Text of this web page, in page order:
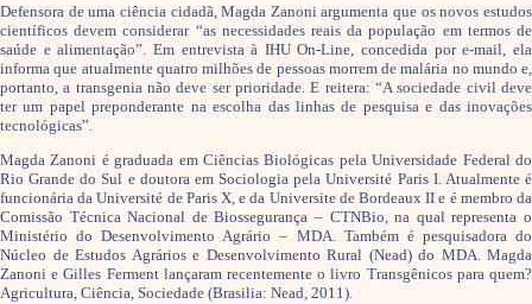
Defensora de uma ciência cidadã, Magda Zanoni argumenta que os novos estudos
científicos devem considerar “as necessidades reais da população em termos de
saúde e alimentação”. Em entrevista à IHU On-Line, concedida por e-mail, ela
informa que atualmente quatro milhões de pessoas morrem de malária no mundo e,
portanto, a transgenia não deve ser prioridade. E reitera: “A sociedade civil deve
ter um papel preponderante na escolha das linhas de pesquisa e das inovações
tecnológicas”.
Magda Zanoni é graduada em Ciências Biológicas pela Universidade Federal do
Rio Grande do Sul e doutora em Sociologia pela Université Paris I. Atualmente é
funcionária da Université de Paris X, e da Universite de Bordeaux II e é membro da
Comissão Técnica Nacional de Biossegurança – CTNBio, na qual representa o
Ministério do Desenvolvimento Agrário – MDA. Também é pesquisadora do
Núcleo de Estudos Agrários e Desenvolvimento Rural (Nead) do MDA. Magda
Zanoni e Gilles Ferment lançaram recentemente o livro Transgênicos para quem?
Agricultura, Ciência, Sociedade (Brasilia: Nead, 2011).